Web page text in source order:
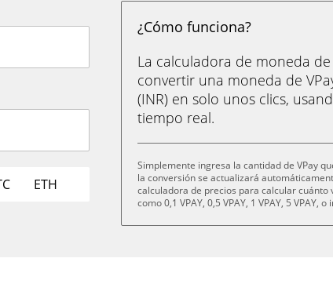
ETH
¿Cómo funciona?
La calculadora de moneda
convertir una moneda de
(INR) en solo unos clics,
tiempo real.
Simplemente ingresa la cantidad de VPay
la conversión se actualizará
calculadora de precios para calcular
como 0,1 VPAY, 0,5 VPAY, 1 VPAY, 5 VPAY, o